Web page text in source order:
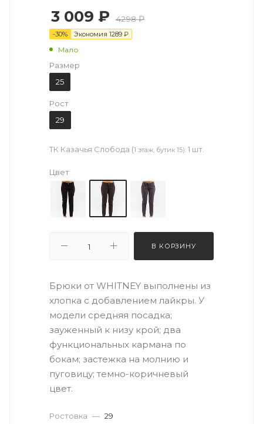
3 009 ₽ 4298 ₽
-30% Экономия 1289 ₽
Мало
Размер
25
Рост
29
ТК Казачья Слобода (1 этаж, бутик 15): 1 шт.
Цвет
В КОРЗИНУ
Брюки от WHITNEY выполнены из
хлопка с добавлением лайкры. У
модели средняя посадка;
зауженный к низу крой; два
функциональных кармана по
бокам; застежка на молнию и
пуговицу; темно-коричневый
цвет.
Ростовка — 29